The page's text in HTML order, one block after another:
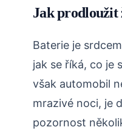
Jak prodloužit
Baterie je
jak se říká, co je
však automobil
mrazivé noci, je
pozornost